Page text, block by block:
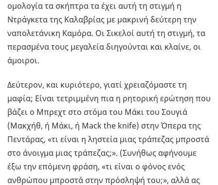
ομολογία τα σκήπτρα τα έχει αυτή τη στιγμή η
Ντράγκετα της Καλαβρίας με μακρινή δεύτερη την
ναπολετάνικη Καμόρα. Οι Σικελοί αυτή τη στιγμή, τα
περασμένα τους μεγαλεία διηγούνται και κλαίνε, οι
άμοιροι.
Δεύτερον, και κυριότερο, γιατί χρειαζόμαστε τη
μαφία; Είναι τετριμμένη πια η ρητορική ερώτηση που
βάζει ο Μπρεχτ στο στόμα του Μάκι του Σουγιά
(Μακχήθ, ή Μάκι, ή Mack the knife) στην Όπερα της
Πεντάρας, «τι είναι η ληστεία μιας τράπεζας μπροστά
στο άνοιγμα μιας τράπεζας;». (Συνήθως αφήνουμε
έξω την επόμενη φράση, «τι είναι ο φόνος ενός
ανθρώπου μπροστά στην πρόσληψή του;», αλλά ας